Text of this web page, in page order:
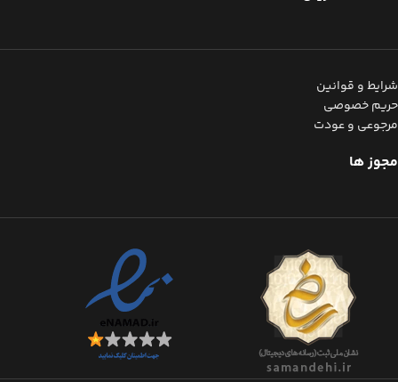
شرایط و قوانین
حریم خصوصی
مرجوعی و عودت
مجوز ها